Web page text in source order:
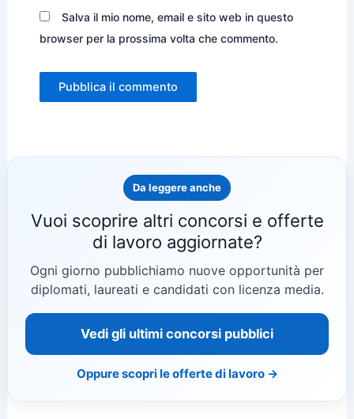
Salva il mio nome, email e sito web in questo
browser per la prossima volta che commento.
Da leggere anche
Vuoi scoprire altri concorsi e offerte
di lavoro aggiornate?
Ogni giorno pubblichiamo nuove opportunità per
diplomati, laureati e candidati con licenza media.
Vedi gli ultimi concorsi pubblici
Oppure scopri le offerte di lavoro →